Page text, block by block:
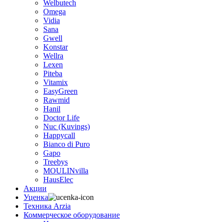
Welbutech
Omega
Vidia
Sana
Gwell
Konstar
Wellra
Lexen
Piteba
Vitamix
EasyGreen
Rawmid
Hanil
Doctor Life
Nuc (Kuvings)
Happycall
Bianco di Puro
Gapo
Treebys
MOULINvilla
HausElec
Акции
Уценка
Техника Arzia
Коммерческое оборудование